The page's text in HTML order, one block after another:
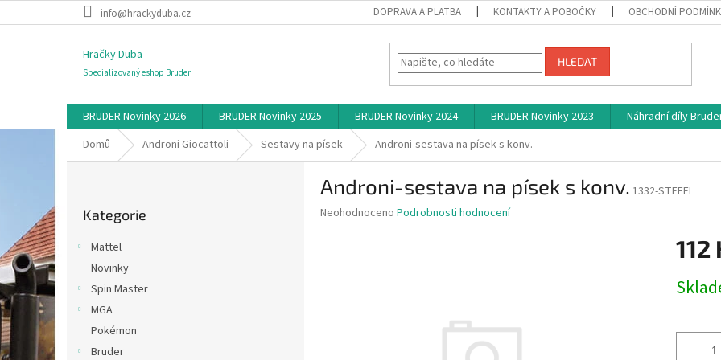
na
info@hrackyduba.cz DOPRAVA A PLATBA KONTAKTY A POBOČKY OBCHODNÍ
Hračky Duba
Specializovaný eshop Bruder
HLEDAT
BRUDER Novinky 2026 BRUDER Novinky 2025 BRUDER Novinky 2024 BRUDER Novinky 2023 Náhradní díly
Domů
Androni Giocattoli Sestavy na písek Androni-sestava na písek s konv.
kategorie
Kategorie
Mattel
Novinky
Spin Master
MGA
Pokémon
Bruder
Androni-sestava na písek s konv. 1332-STEFFI
Průměrné
Neohodnoceno Podrobnosti hodnocení
112
cena: